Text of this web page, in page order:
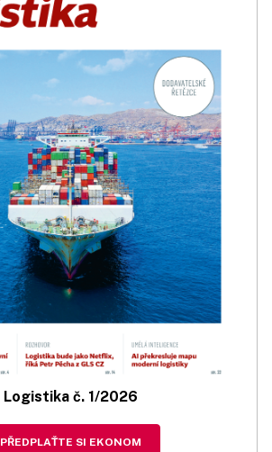
Logistika č. 1/2026
PŘEDPLAŤTE SI EKONOM